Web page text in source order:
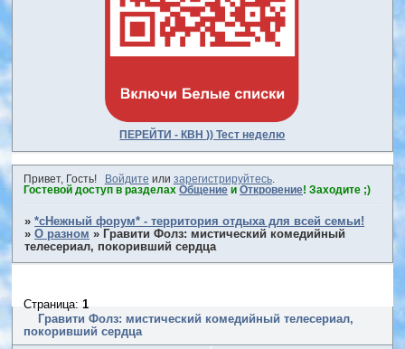
ПЕРЕЙТИ - КВН )) Тест неделю
Привет, Гость! Войдите или зарегистрируйтесь.
Гостевой доступ в разделах Общениеи Откровение! Заходите ;)
»*сНежный форум* - территория отдыха для всей семьи!
»О разном » Гравити Фолз: мистический комедийный
телесериал, покоривший сердца
Гравити Фолз: мистический комедийный телесериал,
покоривший сердца
Страница:1